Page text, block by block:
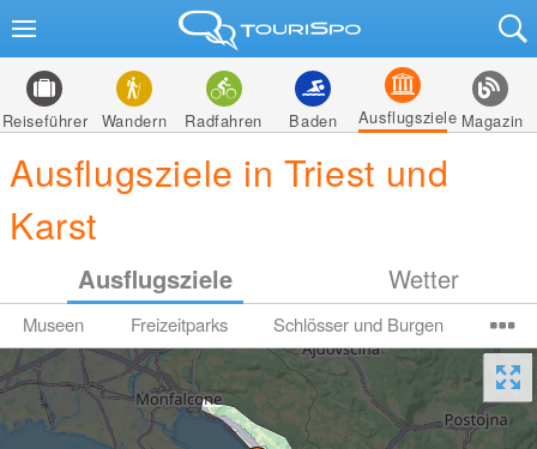
Reiseführer Wandern Radfahren Baden Ausflugsziele Magazin
Ausflugsziele in Triest und
Karst
Ausflugsziele Wetter
Museen Freizeitparks Schlösser und Burgen